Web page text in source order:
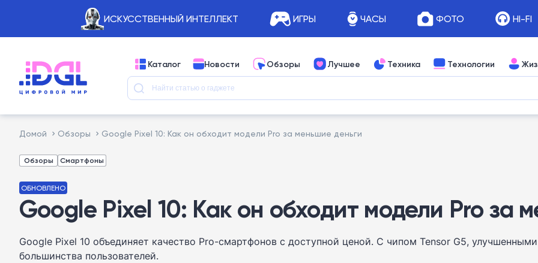
ИСКУССТВЕННЫЙ ИНТЕЛЛЕКТ ИГРЫ ЧАСЫ ФОТО HI-FI
Каталог Новости Обзоры Лучшее Техника Технологии
Домой Обзоры Google Pixel 10: Как он обходит модели Pro за меньшие деньги
Обзоры Смартфоны
ОБНОВЛЕНО
Google Pixel 10: Как он обходит модели Pro за
Google Pixel 10 объединяет качество Pro-смартфонов с доступной ценой. С чипом Tensor G5,
большинства пользователей.